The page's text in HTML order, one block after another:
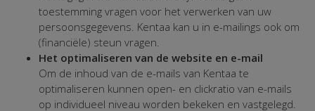
toestemming vragen voor het verwerken van uw
persoonsgegevens. Kentaa kan u in e-mailings ook om
(financiële) steun vragen.
Het optimaliseren van de website en e-mail
Om de inhoud van de e-mails van Kentaa te
optimaliseren kunnen open- en clickratio van e-mails
op individueel niveau worden bekeken en vastgelegd.